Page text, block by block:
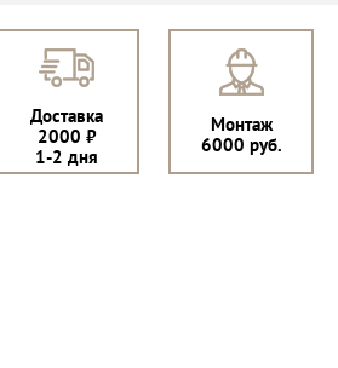
Доставка
2000 ₽
1-2 дня
Монтаж
6000 руб.